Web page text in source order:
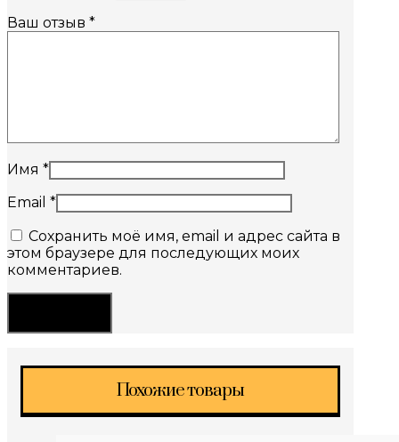
Ваш отзыв *
Имя *
Email *
Сохранить моё имя, email и адрес сайта в
этом браузере для последующих моих
комментариев.
Похожие товары